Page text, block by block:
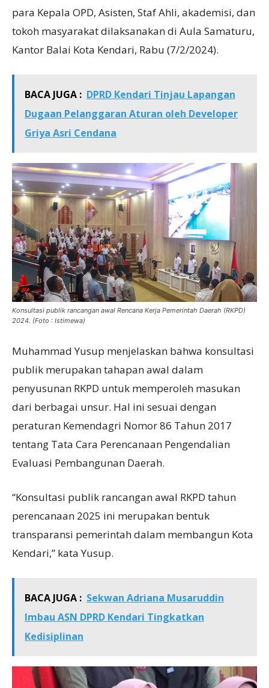
para Kepala OPD, Asisten, Staf Ahli, akademisi, dan
tokoh masyarakat dilaksanakan di Aula Samaturu,
Kantor Balai Kota Kendari, Rabu (7/2/2024).
BACA JUGA : DPRD Kendari Tinjau Lapangan
Dugaan Pelanggaran Aturan oleh Developer
Griya Asri Cendana
Konsultasi publik rancangan awal Rencana Kerja Pemerintah Daerah (RKPD)
2024. (Foto : Istimewa)
Muhammad Yusup menjelaskan bahwa konsultasi
publik merupakan tahapan awal dalam
penyusunan RKPD untuk memperoleh masukan
dari berbagai unsur. Hal ini sesuai dengan
peraturan Kemendagri Nomor 86 Tahun 2017
tentang Tata Cara Perencanaan Pengendalian
Evaluasi Pembangunan Daerah.
“Konsultasi publik rancangan awal RKPD tahun
perencanaan 2025 ini merupakan bentuk
transparansi pemerintah dalam membangun Kota
Kendari,” kata Yusup.
BACA JUGA : Sekwan Adriana Musaruddin
Imbau ASN DPRD Kendari Tingkatkan
Kedisiplinan